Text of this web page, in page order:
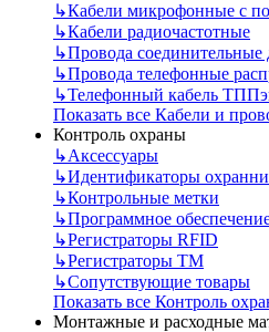
↳Кабели микрофонные с
↳Кабели радиочастотные
↳Провода соединительные
↳Провода телефонные
↳Телефонный кабель
Показать все Кабели и
Контроль охраны
↳Аксессуары
↳Идентификаторы
↳Контрольные метки
↳Программное
↳Регистраторы RFID
↳Регистраторы ТМ
↳Сопутствующие товары
Показать все Контроль
Монтажные и расходные